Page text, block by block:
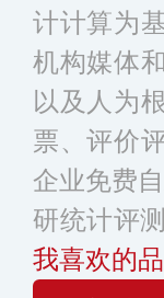
计计算为
机构媒体
以及人为
票、评价
企业免费
研统计评
我喜欢的